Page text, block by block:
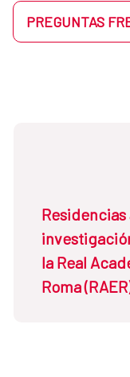
PREGUNTAS
la Real
Roma